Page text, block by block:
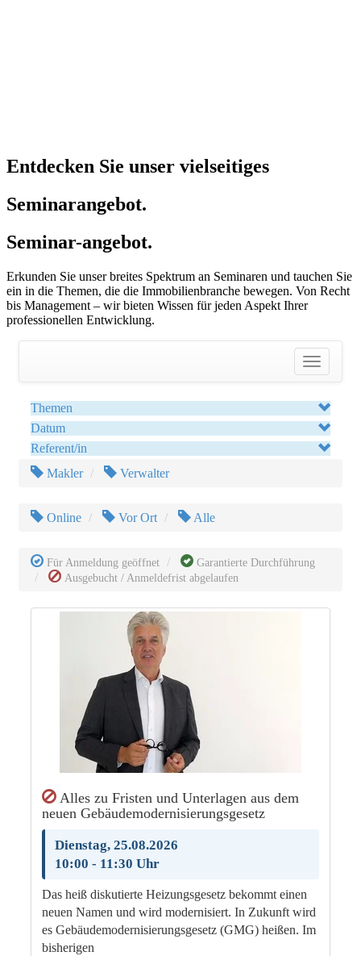
Entdecken Sie unser vielseitiges
Seminarangebot.
Seminar-angebot.
Erkunden Sie unser breites Spektrum an Seminaren und tauchen Sie
ein in die Themen, die die Immobilienbranche bewegen. Von Recht
bis Management – wir bieten Wissen für jeden Aspekt Ihrer
professionellen Entwicklung.
Themen
Datum
Referent/in
Makler
Verwalter
Online Vor Ort Alle
Für Anmeldung geöffnet
Garantierte Durchführung
Ausgebucht / Anmeldefrist abgelaufen
Alles zu Fristen und Unterlagen aus dem
neuen Gebäudemodernisierungsgesetz
Dienstag, 25.08.2026
10:00 - 11:30 Uhr
Das heiß diskutierte Heizungsgesetz bekommt einen
neuen Namen und wird modernisiert. In Zukunft wird
es Gebäudemodernisierungsgesetz (GMG) heißen. Im
bisherigen